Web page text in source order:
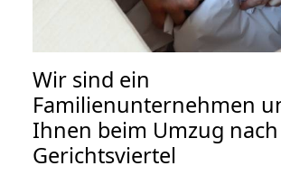
Wir sind ein
Familienunternehmen
Ihnen beim Umzug nach
Gerichtsviertel